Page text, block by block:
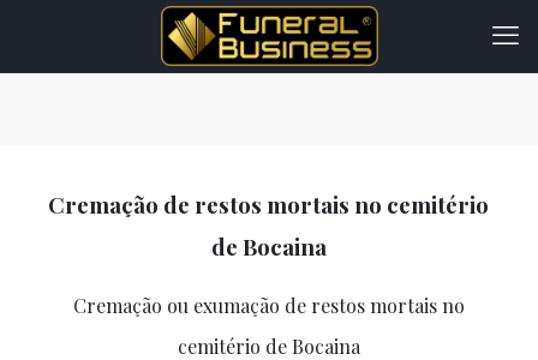
Cremação de restos mortais no cemitério
de Bocaina
Cremação ou exumação de restos mortais no
cemitério de Bocaina